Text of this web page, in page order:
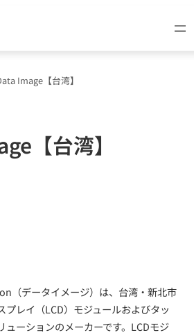
Image【​台湾​】
【​台湾​】
（データイメージ）は、​台湾・新北市
プレイ​（LCD）​モジュールおよび​タッ
ューションの​メーカーです。​LCDモジ